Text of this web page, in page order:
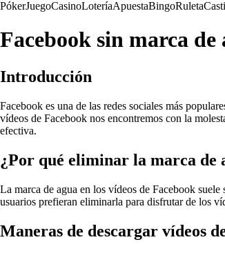
PókerJuegoCasinoLoteríaApuestaBingoRuleta
Facebook sin marca
Introducción
Facebook es una de las redes sociales más
vídeos de Facebook nos encontremos con la
efectiva.
¿Por qué eliminar la marca de
La marca de agua en los vídeos de Facebook
usuarios prefieran eliminarla para disfrutar de los
Maneras de descargar vídeos